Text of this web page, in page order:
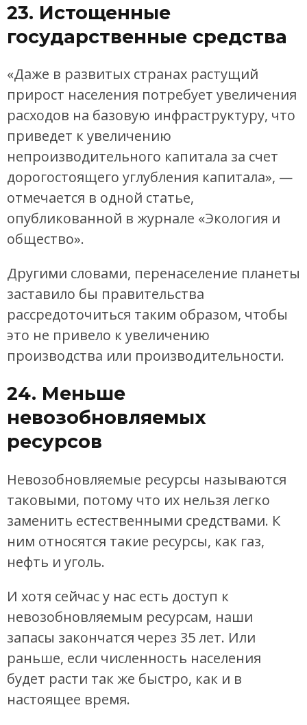
23. Истощенные
государственные средства
«Даже в развитых странах растущий
прирост населения потребует увеличения
расходов на базовую инфраструктуру, что
приведет к увеличению
непроизводительного капитала за счет
дорогостоящего углубления капитала», —
отмечается в одной статье,
опубликованной в журнале «Экология и
общество».
Другими словами, перенаселение планеты
заставило бы правительства
рассредоточиться таким образом, чтобы
это не привело к увеличению
производства или производительности.
24. Меньше
невозобновляемых
ресурсов
Невозобновляемые ресурсы называются
таковыми, потому что их нельзя легко
заменить естественными средствами. К
ним относятся такие ресурсы, как газ,
нефть и уголь.
И хотя сейчас у нас есть доступ к
невозобновляемым ресурсам, наши
запасы закончатся через 35 лет. Или
раньше, если численность населения
будет расти так же быстро, как и в
настоящее время.